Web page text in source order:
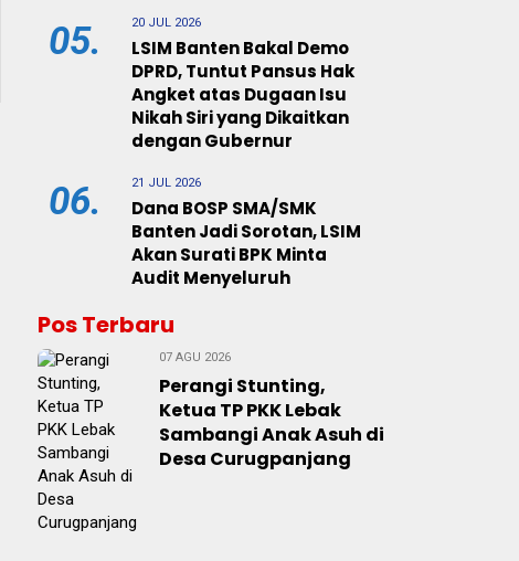
05. 20 JUL 2026
LSIM Banten Bakal Demo
DPRD, Tuntut Pansus Hak
Angket atas Dugaan Isu
Nikah Siri yang Dikaitkan
dengan Gubernur
06. 21 JUL 2026
Dana BOSP SMA/SMK
Banten Jadi Sorotan, LSIM
Akan Surati BPK Minta
Audit Menyeluruh
Pos Terbaru
07 AGU 2026
Perangi Stunting,
Ketua TP PKK Lebak
Sambangi Anak Asuh di
Desa Curugpanjang